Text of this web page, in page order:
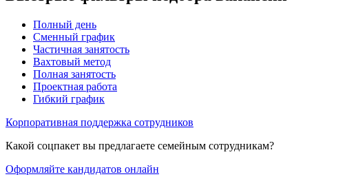
Полный день
Сменный график
Частичная занятость
Вахтовый метод
Полная занятость
Проектная работа
Гибкий график
Корпоративная поддержка сотрудников
Какой соцпакет вы предлагаете семейным сотрудникам?
Оформляйте кандидатов онлайн